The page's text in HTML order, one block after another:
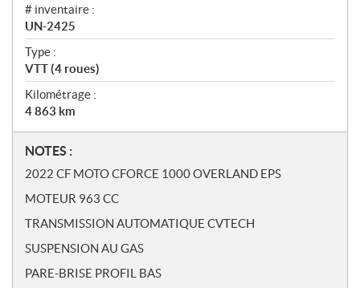
# inventaire :
UN-2425
Type :
VTT (4 roues)
Kilométrage :
4 863 km
N
o
e
s
NOTES :
2022 CF MOTO CFORCE 1000 OVERLAND EPS
MOTEUR 963 CC
TRANSMISSION AUTOMATIQUE CVTECH
SUSPENSION AU GAS
PARE-BRISE PROFIL BAS